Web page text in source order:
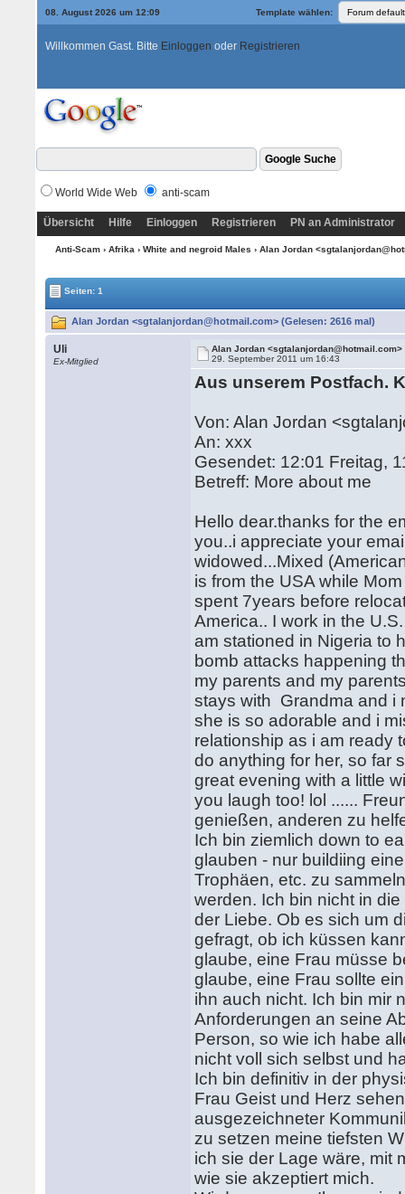
08. August 2026 um 12:09 Template wählen:
Willkommen Gast. Bitte Einloggen oder Registrieren
World Wide Web anti-scam
Übersicht Hilfe Einloggen Registrieren PN an Administrator
Anti-Scam› Afrika › White and negroid Males › Alan Jordan
Seiten: 1
Alan Jordan <sgtalanjordan@hotmail.com> (Gelesen: 2616 mal)
Uli
Ex-Mitglied
Alan Jordan <sgtalanjordan@hotmail.com>
29. September 2011 um 16:43
Aus unserem Postfach.
Von: Alan Jordan
An: xxx
Gesendet: 12:01 Freitag,
Betreff: More about me
Hello dear.thanks for the
you..i appreciate your
widowed...Mixed
is from the USA while
spent 7years before
America.. I work in the
am stationed in Nigeria to
bomb attacks happening
my parents and my
stays with Grandma and i
she is so adorable and i
relationship as i am ready
do anything for her, so far
great evening with a little
you laugh too! lol ......
genießen, anderen zu
Ich bin ziemlich down to
glauben - nur buildiing
Trophäen, etc. zu
werden. Ich bin nicht in
der Liebe. Ob es sich um
gefragt, ob ich küssen
glaube, eine Frau müsse
glaube, eine Frau sollte
ihn auch nicht. Ich bin mir
Anforderungen an seine
Person, so wie ich habe
nicht voll sich selbst und
Ich bin definitiv in der
Frau Geist und Herz
ausgezeichneter
zu setzen meine tiefsten
ich sie der Lage wäre, mit
wie sie akzeptiert mich.